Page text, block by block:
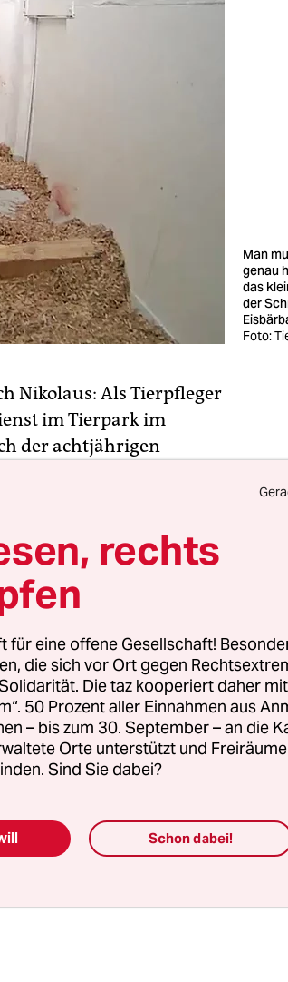
Man
genau
das
der
Foto:
Nikolaus: Als Tierpfleger
im Tierpark im
der achtjährigen
hat ein neues
nach dem Schock
kleinen Fritz. Das
Monate erkrankt und
bis heute Rätsel auf.
rechts
für eine offene Gesellschaft!
die sich vor Ort gegen
Die taz kooperiert daher
50 Prozent aller Einnahmen aus
– bis zum 30. September – an die
Orte unterstützt und
Sind Sie dabei?
Schon dabei!